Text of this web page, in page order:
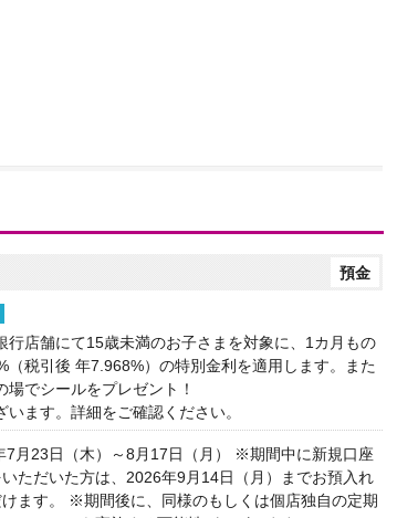
預金
行店舗にて15歳未満のお子さまを対象に、1カ月もの
（税引後 年7.968%）の特別金利を適用します。また
場でシールをプレゼント！
ます。詳細をご確認ください。
7月23日（木）～8月17日（月） ※期間中に新規口座
ただいた方は、2026年9月14日（月）までお預入れ
けます。 ※期間後に、同様のもしくは個店独自の定期